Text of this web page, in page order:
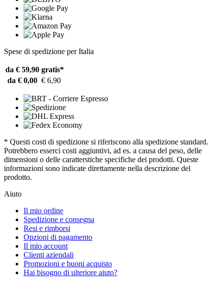
Spese di spedizione per Italia
da € 59,90 gratis*
da € 0,00 € 6,90
* Questi costi di spedizione si riferiscono alla spedizione standard.
Potrebbero esserci costi aggiuntivi, ad es. a causa del peso, delle
dimensioni o delle caratterstiche specifiche dei prodotti. Queste
informazioni sono indicate direttamente nella descrizione del
prodotto.
Aiuto
Il mio ordine
Spedizione e consegna
Resi e rimborsi
Opzioni di pagamento
Il mio account
Clienti aziendali
Promozioni e buoni acquisto
Hai bisogno di ulteriore aiuto?